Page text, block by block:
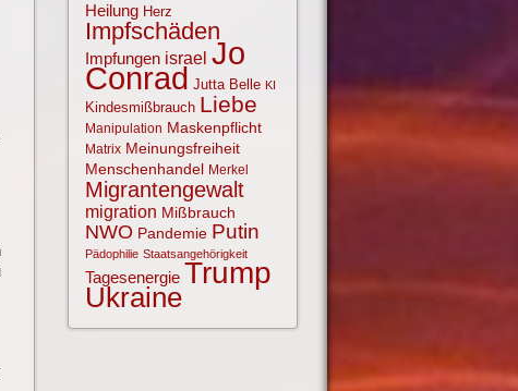
Heilung Herz
Impfschäden
Impfungen israel Jo
Conrad Jutta Belle KI
Kindesmißbrauch Liebe
Manipulation Maskenpflicht
Matrix Meinungsfreiheit
Menschenhandel Merkel
Migrantengewalt
migration Mißbrauch
NWO Pandemie Putin
Pädophilie Staatsangehörigkeit
Tagesenergie Trump
Ukraine